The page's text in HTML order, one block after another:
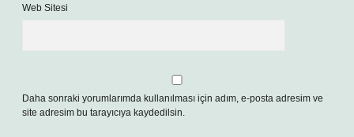
Web Sitesi
Daha sonraki yorumlarımda kullanılması için adım, e-posta adresim ve
site adresim bu tarayıcıya kaydedilsin.